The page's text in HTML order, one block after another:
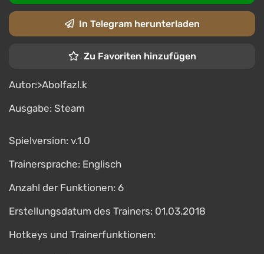
In Telegram herunterladen
Zu Favoriten hinzufügen
Autor:>Abolfazl.k
Ausgabe: Steam
Spielversion: v.1.0
Trainersprache: Englisch
Anzahl der Funktionen: 6
Erstellungsdatum des Trainers: 01.03.2018
Hotkeys und Trainerfunktionen: